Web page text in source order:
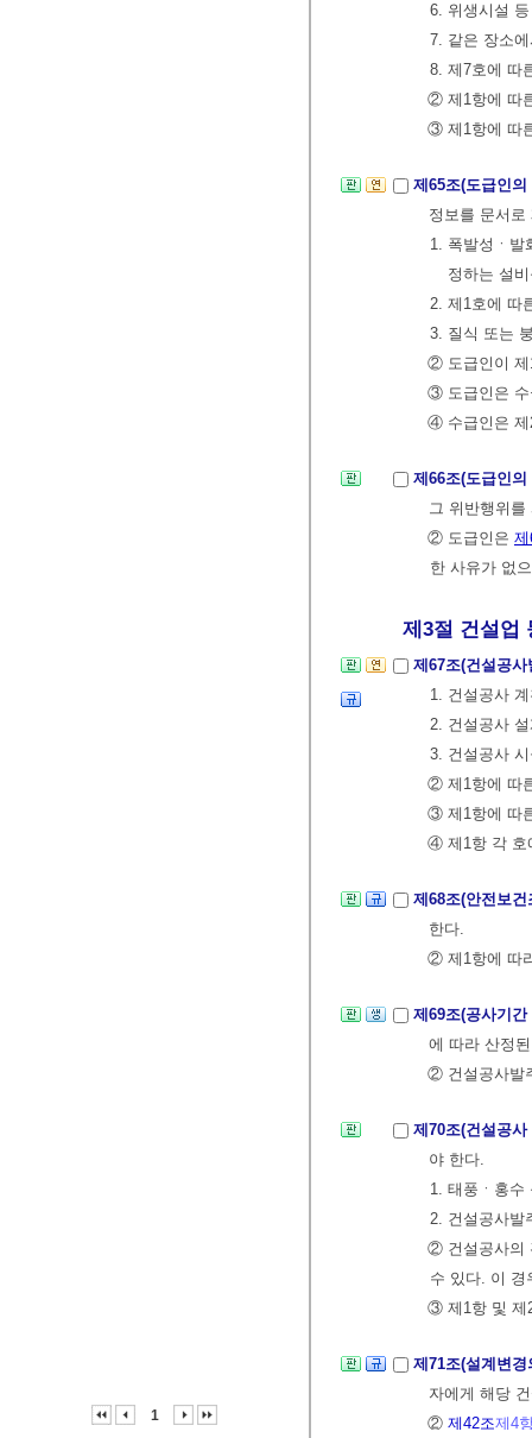
1
6. 위생시설
7. 같은 장소
8. 제7호에 따
② 제1항에 따
③ 제1항에 따
제65조(도급인
정보를 문서
1. 폭발성ㆍ발
정하는 설
2. 제1호에 따
3. 질식 또는
② 도급인이 제
③ 도급인은 수
④ 수급인은 제
제66조(도급인
그 위반행위
② 도급인은
한 사유가 없
제3절 건설업
제67조(건설공
1. 건설공사
2. 건설공사
3. 건설공사
② 제1항에 따
③ 제1항에 따
④ 제1항 각 호
제68조(안전보
한다.
② 제1항에 따
제69조(공사기
에 따라 산정
② 건설공사발
제70조(건설공
야 한다.
1. 태풍ㆍ홍수
2. 건설공사발
② 건설공사의
수 있다. 이 경
③ 제1항 및 제
제71조(설계변
자에게 해당
② 제42조제4